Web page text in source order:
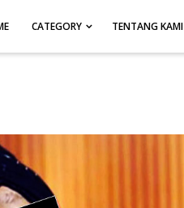
CATEGORY TENTANG KAMI